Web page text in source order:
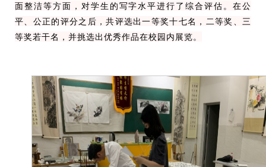
面整洁等方面，对学生的写字水平进行了综合评估。在公
平、公正的评分之后，共评选出一等奖十七名，二等奖、三
等奖若干名，并挑选出优秀作品在校园内展览。